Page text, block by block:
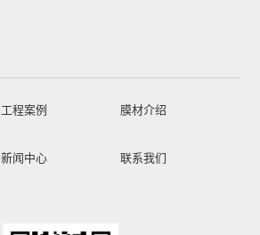
工程案例 膜材介绍
新闻中心 联系我们